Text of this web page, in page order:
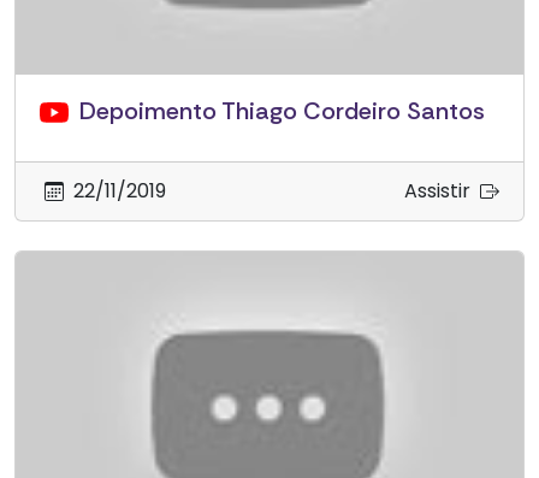
Depoimento Thiago Cordeiro Santos
22/11/2019 Assistir